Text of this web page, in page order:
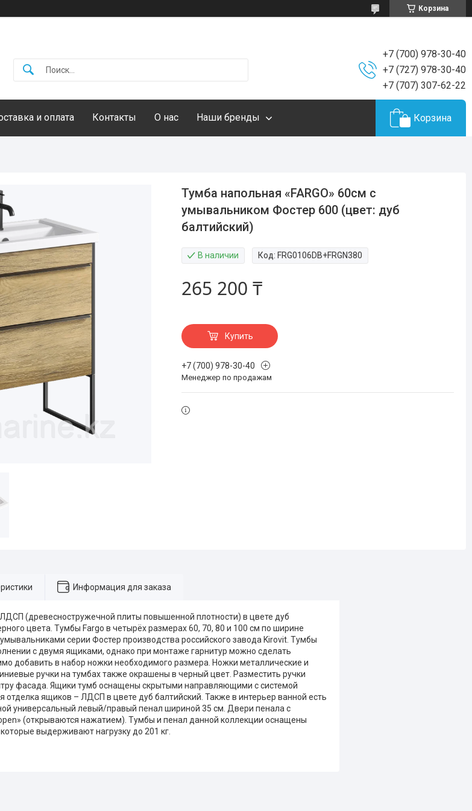
Корзина
+7 (700) 978-30-40
+7 (727) 978-30-40
+7 (707) 307-62-22
и оплата Контакты О нас Наши бренды Корзина
Тумба напольная «FARGO» 60см с
умывальником Фостер 600 (цвет: дуб
балтийский)
В наличии Код: FRG0106DB+FRGN380
265 200 ₸
Купить
+7 (700) 978-30-40
Менеджер по продажам
Информация для заказа
(древесностружечной плиты повышенной плотности) в цвете дуб
цвета. Тумбы Fargo в четырёх размерах 60, 70, 80 и 100 см по ширине
серии Фостер производства российского завода Kirovit. Тумбы
с двумя ящиками, однако при монтаже гарнитур можно сделать
добавить в набор ножки необходимого размера. Ножки металлические и
ручки на тумбах также окрашены в черный цвет. Разместить ручки
фасада. Ящики тумб оснащены скрытыми направляющими с системой
отделка ящиков – ЛДСП в цвете дуб балтийский. Также в интерьер ванной есть
универсальный левый/правый пенал шириной 35 см. Двери пенала с
(открываются нажатием). Тумбы и пенал данной коллекции оснащены
выдерживают нагрузку до 201 кг.